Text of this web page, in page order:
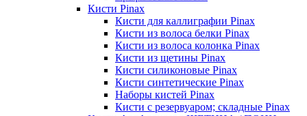
Кисти Pinax
Кисти для каллиграфии Pinax
Кисти из волоса белки Pinax
Кисти из волоса колонка Pinax
Кисти из щетины Pinax
Кисти силиконовые Pinax
Кисти синтетические Pinax
Наборы кистей Pinax
Кисти с резервуаром; складные Pinax